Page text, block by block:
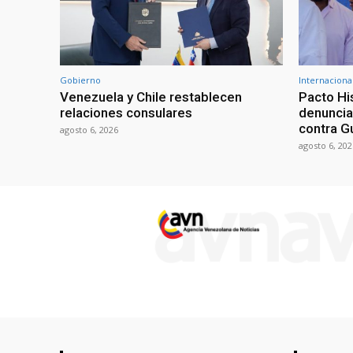
Gobierno
Venezuela y Chile restablecen
relaciones consulares
agosto 6, 2026
Pacto
contra
agosto 6,